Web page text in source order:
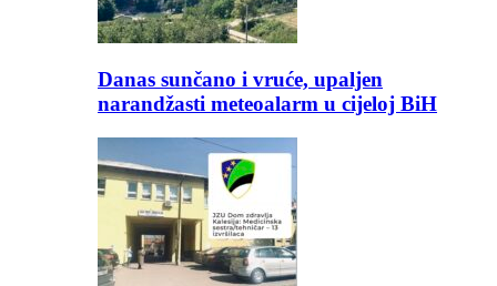
Danas sunčano i vruće, upaljen
narandžasti meteoalarm u cijeloj BiH